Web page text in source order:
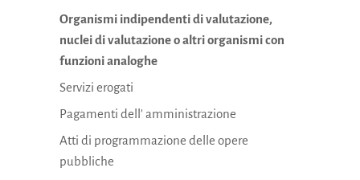
Organismi indipendenti di valutazione,
nuclei di valutazione o altri organismi con
funzioni analoghe
Servizi erogati
Pagamenti dell' amministrazione
Atti di programmazione delle opere
pubbliche